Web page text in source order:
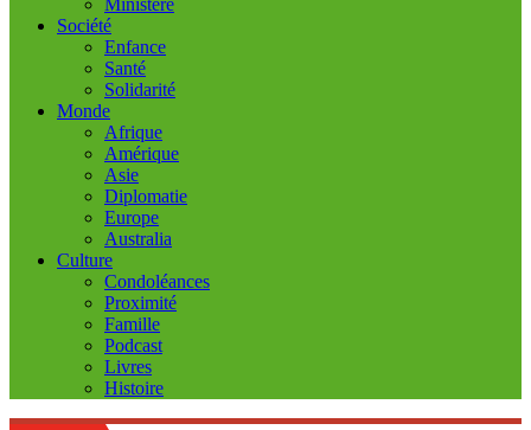
Ministère
Société
Enfance
Santé
Solidarité
Monde
Afrique
Amérique
Asie
Diplomatie
Europe
Australia
Culture
Condoléances
Proximité
Famille
Podcast
Livres
Histoire